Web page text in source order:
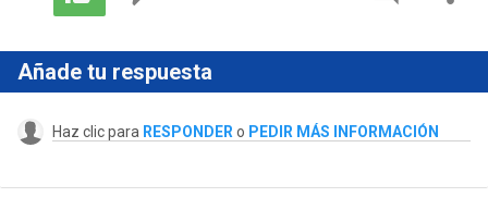
Añade tu respuesta
Haz clic para RESPONDER o PEDIR MÁS INFORMACIÓN